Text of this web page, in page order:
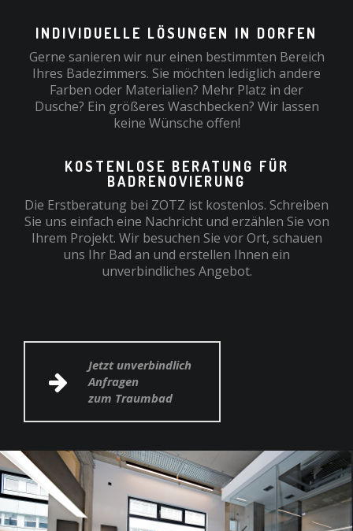
INDIVIDUELLE LÖSUNGEN IN DORFEN
Gerne sanieren wir nur einen bestimmten Bereich
Ihres Badezimmers. Sie möchten lediglich andere
Farben oder Materialien? Mehr Platz in der
Dusche? Ein größeres Waschbecken? Wir lassen
keine Wünsche offen!
KOSTENLOSE BERATUNG FÜR
BADRENOVIERUNG
Die Erstberatung bei ZOTZ ist kostenlos. Schreiben
Sie uns einfach eine Nachricht und erzählen Sie von
Ihrem Projekt. Wir besuchen Sie vor Ort, schauen
uns Ihr Bad an und erstellen Ihnen ein
unverbindliches Angebot.
Jetzt unverbindlich
Anfragen
zum Traumbad